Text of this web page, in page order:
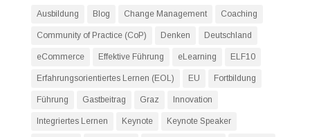
Ausbildung Blog Change Management Coaching
Community of Practice (CoP) Denken Deutschland
eCommerce Effektive Führung eLearning ELF10
Erfahrungsorientiertes Lernen (EOL) EU Fortbildung
Führung Gastbeitrag Graz Innovation
Integriertes Lernen Keynote Keynote Speaker